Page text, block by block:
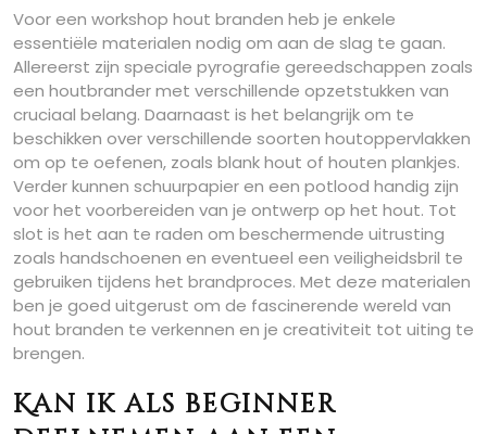
Voor een workshop hout branden heb je enkele
essentiële materialen nodig om aan de slag te gaan.
Allereerst zijn speciale pyrografie gereedschappen zoals
een houtbrander met verschillende opzetstukken van
cruciaal belang. Daarnaast is het belangrijk om te
beschikken over verschillende soorten houtoppervlakken
om op te oefenen, zoals blank hout of houten plankjes.
Verder kunnen schuurpapier en een potlood handig zijn
voor het voorbereiden van je ontwerp op het hout. Tot
slot is het aan te raden om beschermende uitrusting
zoals handschoenen en eventueel een veiligheidsbril te
gebruiken tijdens het brandproces. Met deze materialen
ben je goed uitgerust om de fascinerende wereld van
hout branden te verkennen en je creativiteit tot uiting te
brengen.
Kan ik als beginner